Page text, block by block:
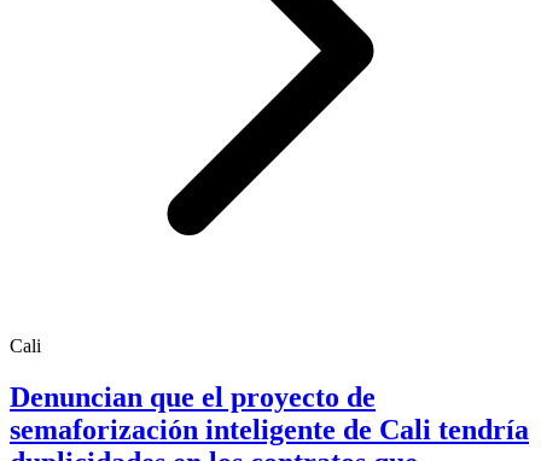
Cali
Denuncian que el proyecto de
semaforización inteligente de Cali tendría